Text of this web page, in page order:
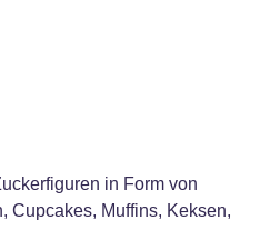
in Form von
Cupcakes, Muffins, Keksen,